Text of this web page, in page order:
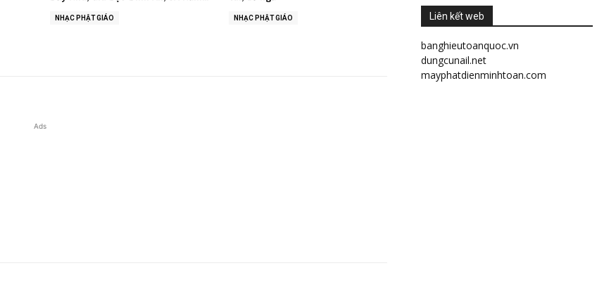
NHẠC PHẬT GIÁO NHẠC PHẬT GIÁO
Ads
Liên kết web
banghieutoanquoc.vn
dungcunail.net
mayphatdienminhtoan.com